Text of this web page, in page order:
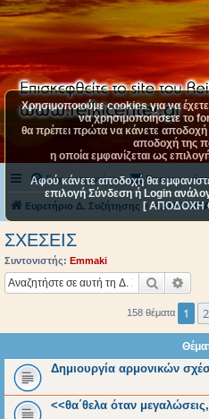
Συχνές ερωτήσεις
Ευρετήριο Δ. Συζήτησης
ΣΧΕΣΕΙΣ
Συντονιστής: Emmaki
158 θέματα 1 2
Δημιουργία αρμονικών
<<θα΄θελα όταν
Χρησιμοποιούμε cookies για να
να χρησιμοποιήσετε το
θα πρέπει πρώτα να κάνετε αποδοχή
αποδοχή της
η οποία εμφανίζεται ως
Αφού κάνετε αποδοχή θα
επιλογή Σύνδεση ή Login
[ ΑΠΟΔΟΧΗ